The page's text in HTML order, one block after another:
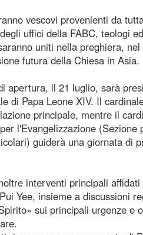
vescovi provenienti da
uffici della FABC, teologi
uniti nella preghiera,
futura della Chiesa in Asia.
apertura, il 21 luglio, sarà
di Papa Leone XIV. Il
principale, mentre il
l'Evangelizzazione (Sezione
guiderà una giornata di
interventi principali
Yee, insieme a discussioni
sui principali urgenze e